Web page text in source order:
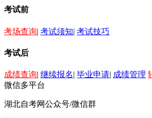
考试前
考场查询| 考试须知| 考试技巧
考试后
成绩查询| 继续报名| 毕业申请| 成绩管理
微信多平台
湖北自考网公众号/微信群